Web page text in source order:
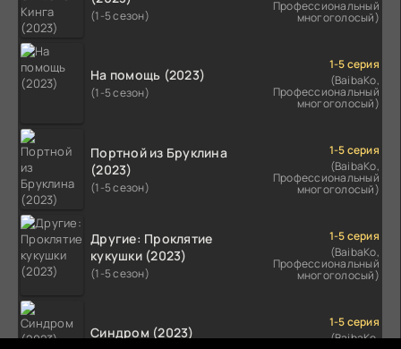
(1-5 сезон)
Профессиональный
многоголосый)
На помощь (2023)
(1-5 сезон)
1-5 серия
(BaibaKo,
Профессиональный
многоголосый)
Портной из Бруклина
(2023)
(1-5 сезон)
1-5 серия
(BaibaKo,
Профессиональный
многоголосый)
Другие: Проклятие
кукушки (2023)
(1-5 сезон)
1-5 серия
(BaibaKo,
Профессиональный
многоголосый)
Синдром (2023)
1-5 серия
(BaibaKo,